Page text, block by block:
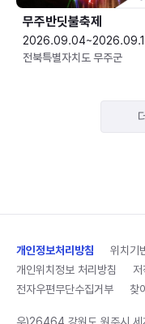
무주반딧불축제
전북특별자치도 무주군
개인정보처리방침
위치기
개인위치정보 처리방침
전자우편무단수집거부
찾